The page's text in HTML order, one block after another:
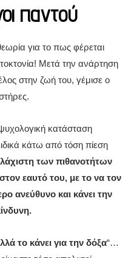
παντού
για το πως φέρεται
Μετά την ανάρτηση
στην ζωή του, γέμισε ο
κατάσταση
κάτω από τόση πίεση
των πιθανοτήτων
εαυτό του, με το να τον
ανεύθυνο και κάνει την
το κάνει για την δόξα“…